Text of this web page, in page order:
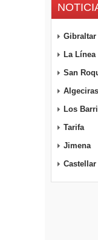
Gibraltar
La Línea
San
Algeciras
Los
Tarifa
Jimena
Castellar